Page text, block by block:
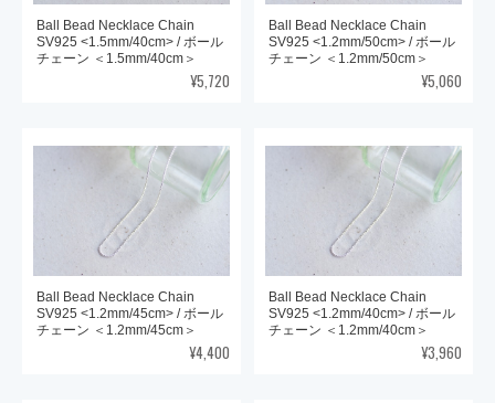
Ball Bead Necklace Chain
SV925 <1.5mm/40cm> / ボール
チェーン ＜1.5mm/40cm＞
¥5,720
Ball Bead Necklace Chain
SV925 <1.2mm/50cm> / ボール
チェーン ＜1.2mm/50cm＞
¥5,060
Ball Bead Necklace Chain
SV925 <1.2mm/45cm> / ボール
チェーン ＜1.2mm/45cm＞
¥4,400
Ball Bead Necklace Chain
SV925 <1.2mm/40cm> / ボール
チェーン ＜1.2mm/40cm＞
¥3,960